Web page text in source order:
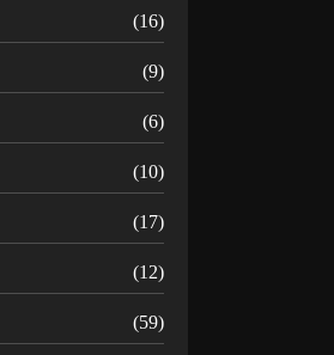
(16)
(9)
(6)
(10)
(17)
(12)
(59)